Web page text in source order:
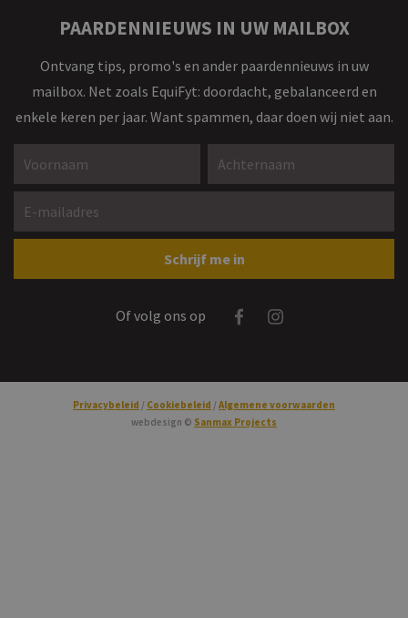
PAARDENNIEUWS IN UW MAILBOX
Ontvang tips, promo's en ander paardennieuws in uw
mailbox. Net zoals EquiFyt: doordacht, gebalanceerd en
enkele keren per jaar. Want spammen, daar doen wij niet aan.
Gelieve dit veld leeg te laten
Schrijf me in
Of volg ons op Facebook
Privacybeleid Cookiebeleid
Algemene voorwaarden
webdesign © Sanmax Projects